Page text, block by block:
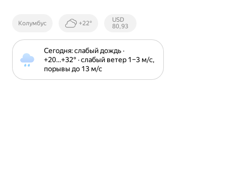
Колумбус +22°
Курсы ЦБ
РФ
USD
80,93
Сегодня: слабый дождь ·
+20⁠…⁠+32⁠° · слабый ветер 1⁠–⁠3 м⁠/⁠с,
порывы до 13 м⁠/⁠с